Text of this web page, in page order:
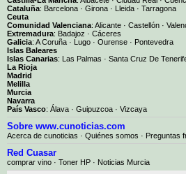
Cataluña: Barcelona · Girona · Lleida · Tarragona
Ceuta
Comunidad Valenciana: Alicante · Castellón ·
Extremadura: Badajoz · Cáceres
Galicia: A Coruña · Lugo · Ourense · Pontevedra
Islas Baleares
Islas Canarias: Las Palmas · Santa Cruz De
La Rioja
Madrid
Melilla
Murcia
Navarra
País Vasco: Álava · Guipuzcoa · Vizcaya
Sobre www.cunoticias.com
Acerca de cunoticias · Quiénes somos · Preguntas
Red Cuasar
comprar vino · Toner HP · Noticias Murcia